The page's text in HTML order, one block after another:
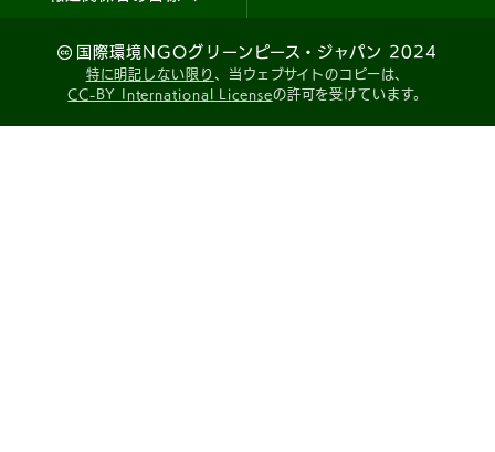
国際環境NGOグリーンピース・ジャパン 2024
特に明記しない限り 、当ウェブサイトのコピーは、
CC-BY International Licenseの許可を受けています。